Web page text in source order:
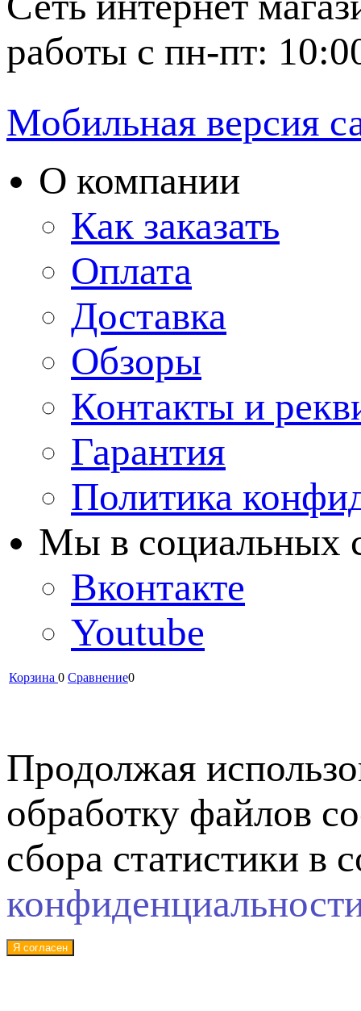
работы с пн-пт:
Мобильная версия
О компании
Как заказать
Оплата
Доставка
Обзоры
Контакты и
Гарантия
Политика
Мы в cоциальных
Вконтакте
Youtube
Корзина 0 Сравнение0
Продолжая
обработку файлов
сбора статистики в
Я согласен